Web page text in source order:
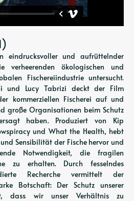
eindrucksvoller und aufrüttelnder
verheerenden ökologischen und
Fischereiindustrie untersucht.
und Lucy Tabrizi deckt der Film
kommerziellen Fischerei auf und
große Organisationen beim Schutz
haben. Produziert von Kip
und What the Health, hebt
Sensibilität der Fische hervor und
Notwendigkeit, die fragilen
zu erhalten. Durch fesselndes
Recherche vermittelt der
Botschaft: Der Schutz unserer
dass wir unser Verhältnis zu